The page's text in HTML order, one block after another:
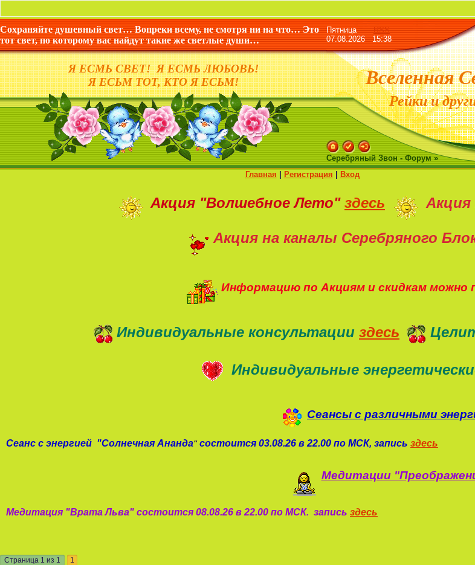
Сохраняйте душевный свет… Вопреки всему, не смотря ни на что… Это
тот свет, по которому вас найдут такие же светлые души…
Я ЕСМЬ СВЕТ! Я ЕСМЬ ЛЮБОВЬ!
Я ЕСЬМ ТОТ, КТО Я ЕСЬМ!
ПятницаRSS
07.08.2026 15:38
Вселенная
Рейки и
Серебряный Звон - Форум »
Главная
Регистрация Вход
Акция "Волшебное Лето" здесь Акция
Акция на каналы Серебряного
Информацию по Акциям и скидкам можно
Индивидуальные консультации здесь
Индивидуальные
Сеансы с различными
Сеанс с энергией "Солнечная Ананда" состоится 03.08.26 в 22.00 по МСК, запись здесь
Медитации
Медитация "Врата Льва" состоится 08.08.26 в 22.00 по МСК. запись здесь
Страница 1 из 1 1